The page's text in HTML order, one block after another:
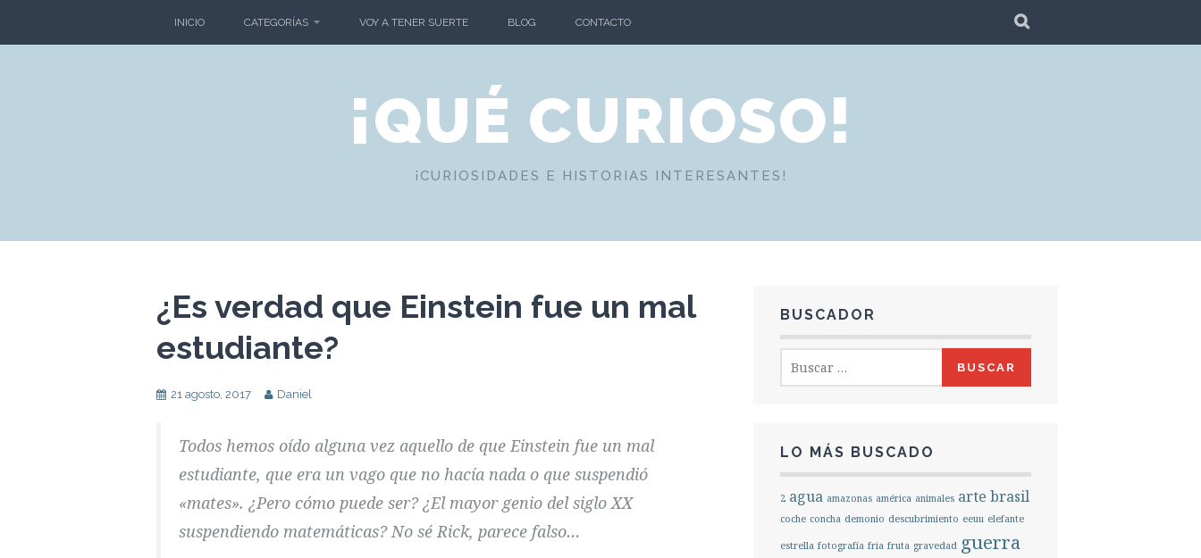
INICIO CATEGORÍAS VOY A TENER SUERTE BLOG CONTACTO
¡QUÉ CURIOSO!
¡CURIOSIDADES E HISTORIAS INTERESANTES!
¿Es verdad que Einstein fue un mal
estudiante?
21 agosto, 2017 Daniel
Todos hemos oído alguna vez aquello de que Einstein fue un mal
estudiante, que era un vago que no hacía nada o que suspendió
«mates». ¿Pero cómo puede ser? ¿El mayor genio del siglo XX
suspendiendo matemáticas? No sé Rick, parece falso…
BUSCADOR
LO MÁS BUSCADO
2 agua amazonas américa animales arte brasil
coche concha demonio descubrimiento eeuu elefante
estrella fotografía fria fruta gravedad guerra